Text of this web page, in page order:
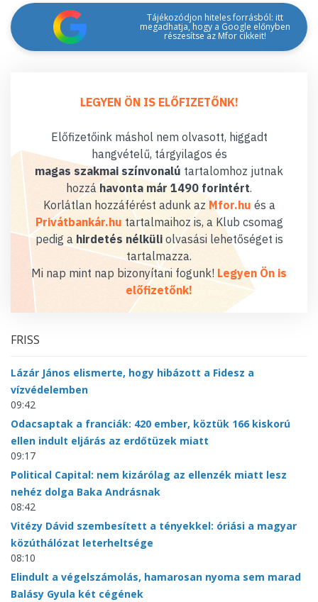
Tájékozódjon hiteles forrásból: itt
megadhatja, hogy a Google előnyben
részesítse az Mfor cikkeit!
LEGYEN ÖN IS ELŐFIZETŐNK!
Előfizetőink máshol nem olvasott, higgadt
hangvételű, tárgyilagos és
magas szakmai színvonalú tartalomhoz jutnak
hozzáhavonta már 1490 forintért.
Korlátlan hozzáférést adunk az Mfor.hu és a
Privátbankár.hu tartalmaihoz is, a Klub csomag
pedig a hirdetés nélküliolvasási lehetőséget is
tartalmazza.
Mi nap mint nap bizonyítani fogunk! Legyen Ön is
előfizetőnk!
FRISS
Lázár János elismerte, hogy hibázott a Fidesz a
vízvédelemben
09:42
Odacsaptak a franciák: 420 ember, köztük 166 kiskorú
ellen indult eljárás az erdőtüzek miatt
09:17
Political Capital: nem kizárólag az ellenzék miatt lesz
nehéz dolga Baka Andrásnak
08:42
Vitézy Dávid szembesített a tényekkel: óriási a magyar
közúthálózat leterheltsége
08:10
Elindult a végelszámolás, hamarosan nyoma sem marad
Balásy Gyula két cégének